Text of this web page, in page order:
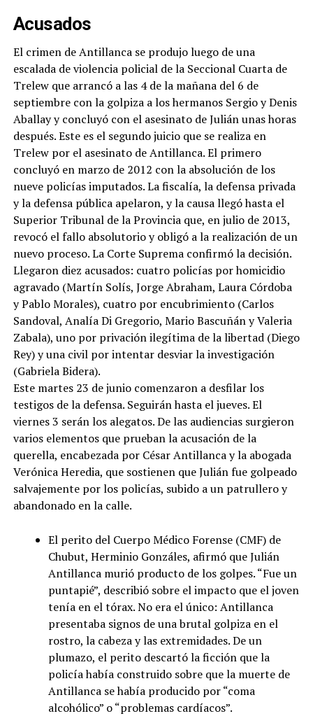
Acusados
El crimen de Antillanca se produjo luego de una
escalada de violencia policial de la Seccional Cuarta de
Trelew que arrancó a las 4 de la mañana del 6 de
septiembre con la golpiza a los hermanos Sergio y Denis
Aballay y concluyó con el asesinato de Julián unas horas
después. Este es el segundo juicio que se realiza en
Trelew por el asesinato de Antillanca. El primero
concluyó en marzo de 2012 con la absolución de los
nueve policías imputados. La fiscalía, la defensa privada
y la defensa pública apelaron, y la causa llegó hasta el
Superior Tribunal de la Provincia que, en julio de 2013,
revocó el fallo absolutorio y obligó a la realización de un
nuevo proceso. La Corte Suprema confirmó la decisión.
Llegaron diez acusados: cuatro policías por homicidio
agravado (Martín Solís, Jorge Abraham, Laura Córdoba
y Pablo Morales), cuatro por encubrimiento (Carlos
Sandoval, Analía Di Gregorio, Mario Bascuñán y Valeria
Zabala), uno por privación ilegítima de la libertad (Diego
Rey) y una civil por intentar desviar la investigación
(Gabriela Bidera).
Este martes 23 de junio comenzaron a desfilar los
testigos de la defensa. Seguirán hasta el jueves. El
viernes 3 serán los alegatos. De las audiencias surgieron
varios elementos que prueban la acusación de la
querella, encabezada por César Antillanca y la abogada
Verónica Heredia, que sostienen que Julián fue golpeado
salvajemente por los policías, subido a un patrullero y
abandonado en la calle.
El perito del Cuerpo Médico Forense (CMF) de
Chubut, Herminio Gonzáles, afirmó que Julián
Antillanca murió producto de los golpes. “Fue un
puntapié”, describió sobre el impacto que el joven
tenía en el tórax. No era el único: Antillanca
presentaba signos de una brutal golpiza en el
rostro, la cabeza y las extremidades. De un
plumazo, el perito descartó la ficción que la
policía había construido sobre que la muerte de
Antillanca se había producido por “coma
alcohólico” o “problemas cardíacos”.